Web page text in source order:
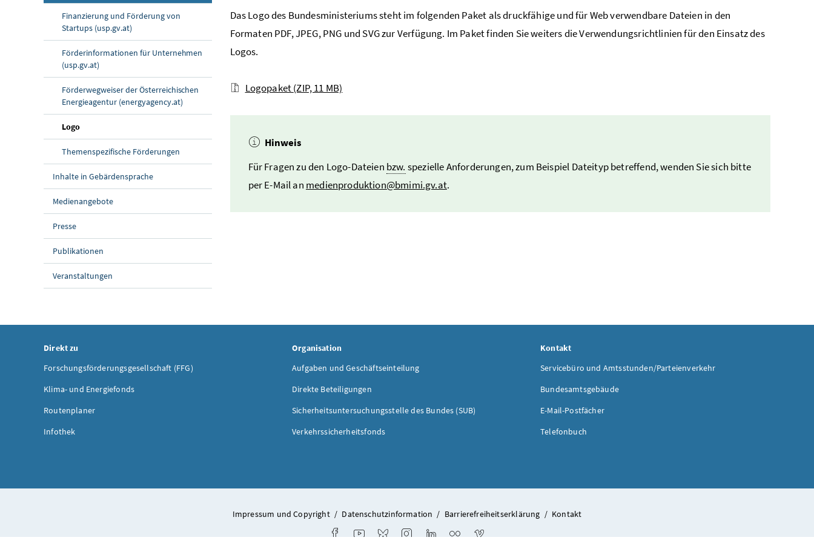
Finanzierung und Förderung von
Startups (usp.gv.at)
Förderinformationen für Unternehmen
(usp.gv.at)
Förderwegweiser der Österreichischen
Energieagentur (energyagency.at)
Logo(aktuelle Seite)
Themenspezifische Förderungen
Inhalte in Gebärdensprache
Medienangebote
Presse
Publikationen
Veranstaltungen
Das Logo des Bundesministeriums steht im folgenden Paket als druckfähige und fürWebverwendbare Dateien in den
Formaten PDF, JPEG, PNG und SVG zur Verfügung. Im Paket finden Sie weiters die Verwendungsrichtlinien für den Einsatz des
Logos.
Logopaket(ZIP, 11 MB)
Hinweis
Für Fragen zu den Logo-Dateien bzw. spezielle Anforderungen, zum Beispiel Dateityp betreffend, wenden Sie sich bitte
perE-Mailan medienproduktion@bmimi.gv.at.
Direkt zu
Forschungsförderungsgesellschaft (FFG)
Klima- und Energiefonds
Routenplaner
Infothek
Organisation
Aufgaben und Geschäftseinteilung
Direkte Beteiligungen
Sicherheitsuntersuchungsstelle des Bundes (SUB)
Verkehrssicherheitsfonds
Kontakt
Servicebüro und Amtsstunden/Parteienverkehr
Bundesamtsgebäude
E-Mail-Postfächer
Telefonbuch
Impressum und Copyright / Datenschutzinformation / Barrierefreiheitserklärung / Kontakt
FacebookYoutube Bluesky InstagramLinkedIn Flickr